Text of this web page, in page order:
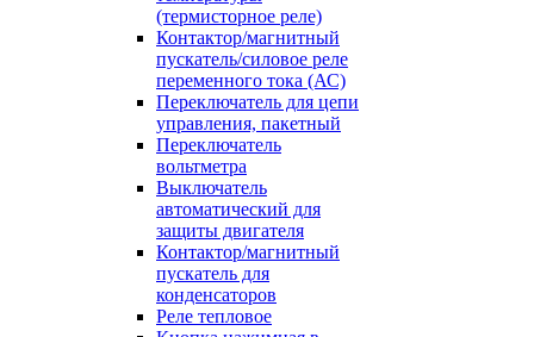
(термисторное реле)
Контактор/магнитный
пускатель/силовое реле
переменного тока (АС)
Переключатель для цепи
управления, пакетный
Переключатель
вольтметра
Выключатель
автоматический для
защиты двигателя
Контактор/магнитный
пускатель для
конденсаторов
Реле тепловое